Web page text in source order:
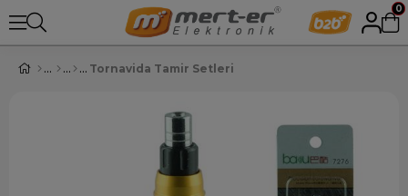
0
Tornavida Tamir Setleri